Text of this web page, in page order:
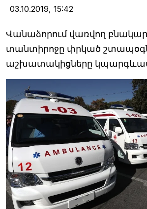
03.10.2019, 15:42
Վանաձորում վառվող
տանտիրոջը փրկած
աշխատակիցները